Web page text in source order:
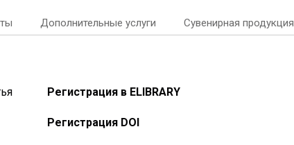
Дополнительные услуги Сувенирная продукция
Регистрация в ELIBRARY
Регистрация DOI